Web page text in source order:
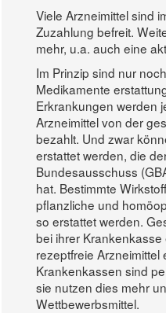
Viele Arzneimittel sind
Zuzahlung befreit.
mehr, u.a. auch eine
Im Prinzip sind nur
Medikamente
Erkrankungen werden
Arzneimittel von der
bezahlt. Und zwar
erstattet werden, die
Bundesausschuss
hat. Bestimmte
pflanzliche und
so erstattet werden.
bei ihrer
rezeptfreie Arzneimittel
Krankenkassen sind
sie nutzen dies mehr
Wettbewerbsmittel.